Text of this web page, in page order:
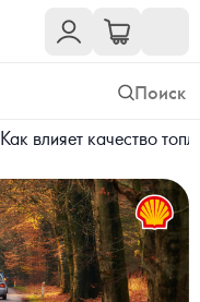
Как влияет качество